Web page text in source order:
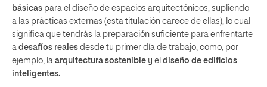
básicas para el diseño de espacios arquitectónicos, supliendo
a las prácticas externas (esta titulación carece de ellas), lo cual
significa que tendrás la preparación suficiente para enfrentarte
a desafíos reales desde tu primer día de trabajo, como, por
ejemplo, la arquitectura sostenible y el diseño de edificios
inteligentes.